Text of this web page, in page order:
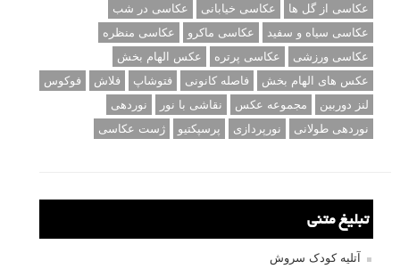
عکاسی از گل ها
عکاسی خیابانی
عکاسی در شب
عکاسی سیاه و سفید
عکاسی ماکرو
عکاسی منظره
عکاسی ورزشی
عکاسی پرتره
عکس الهام بخش
عکس های الهام بخش
فاصله کانونی فتوشاپ فلاش
فوکوس
لنز دوربین
مجموعه عکس نقاشی با نور
نوردهی
نوردهی طولانی
نورپردازی پرسپکتیو ژست عکاسی
تبلیغ متنی
آتلیه کودک سروش